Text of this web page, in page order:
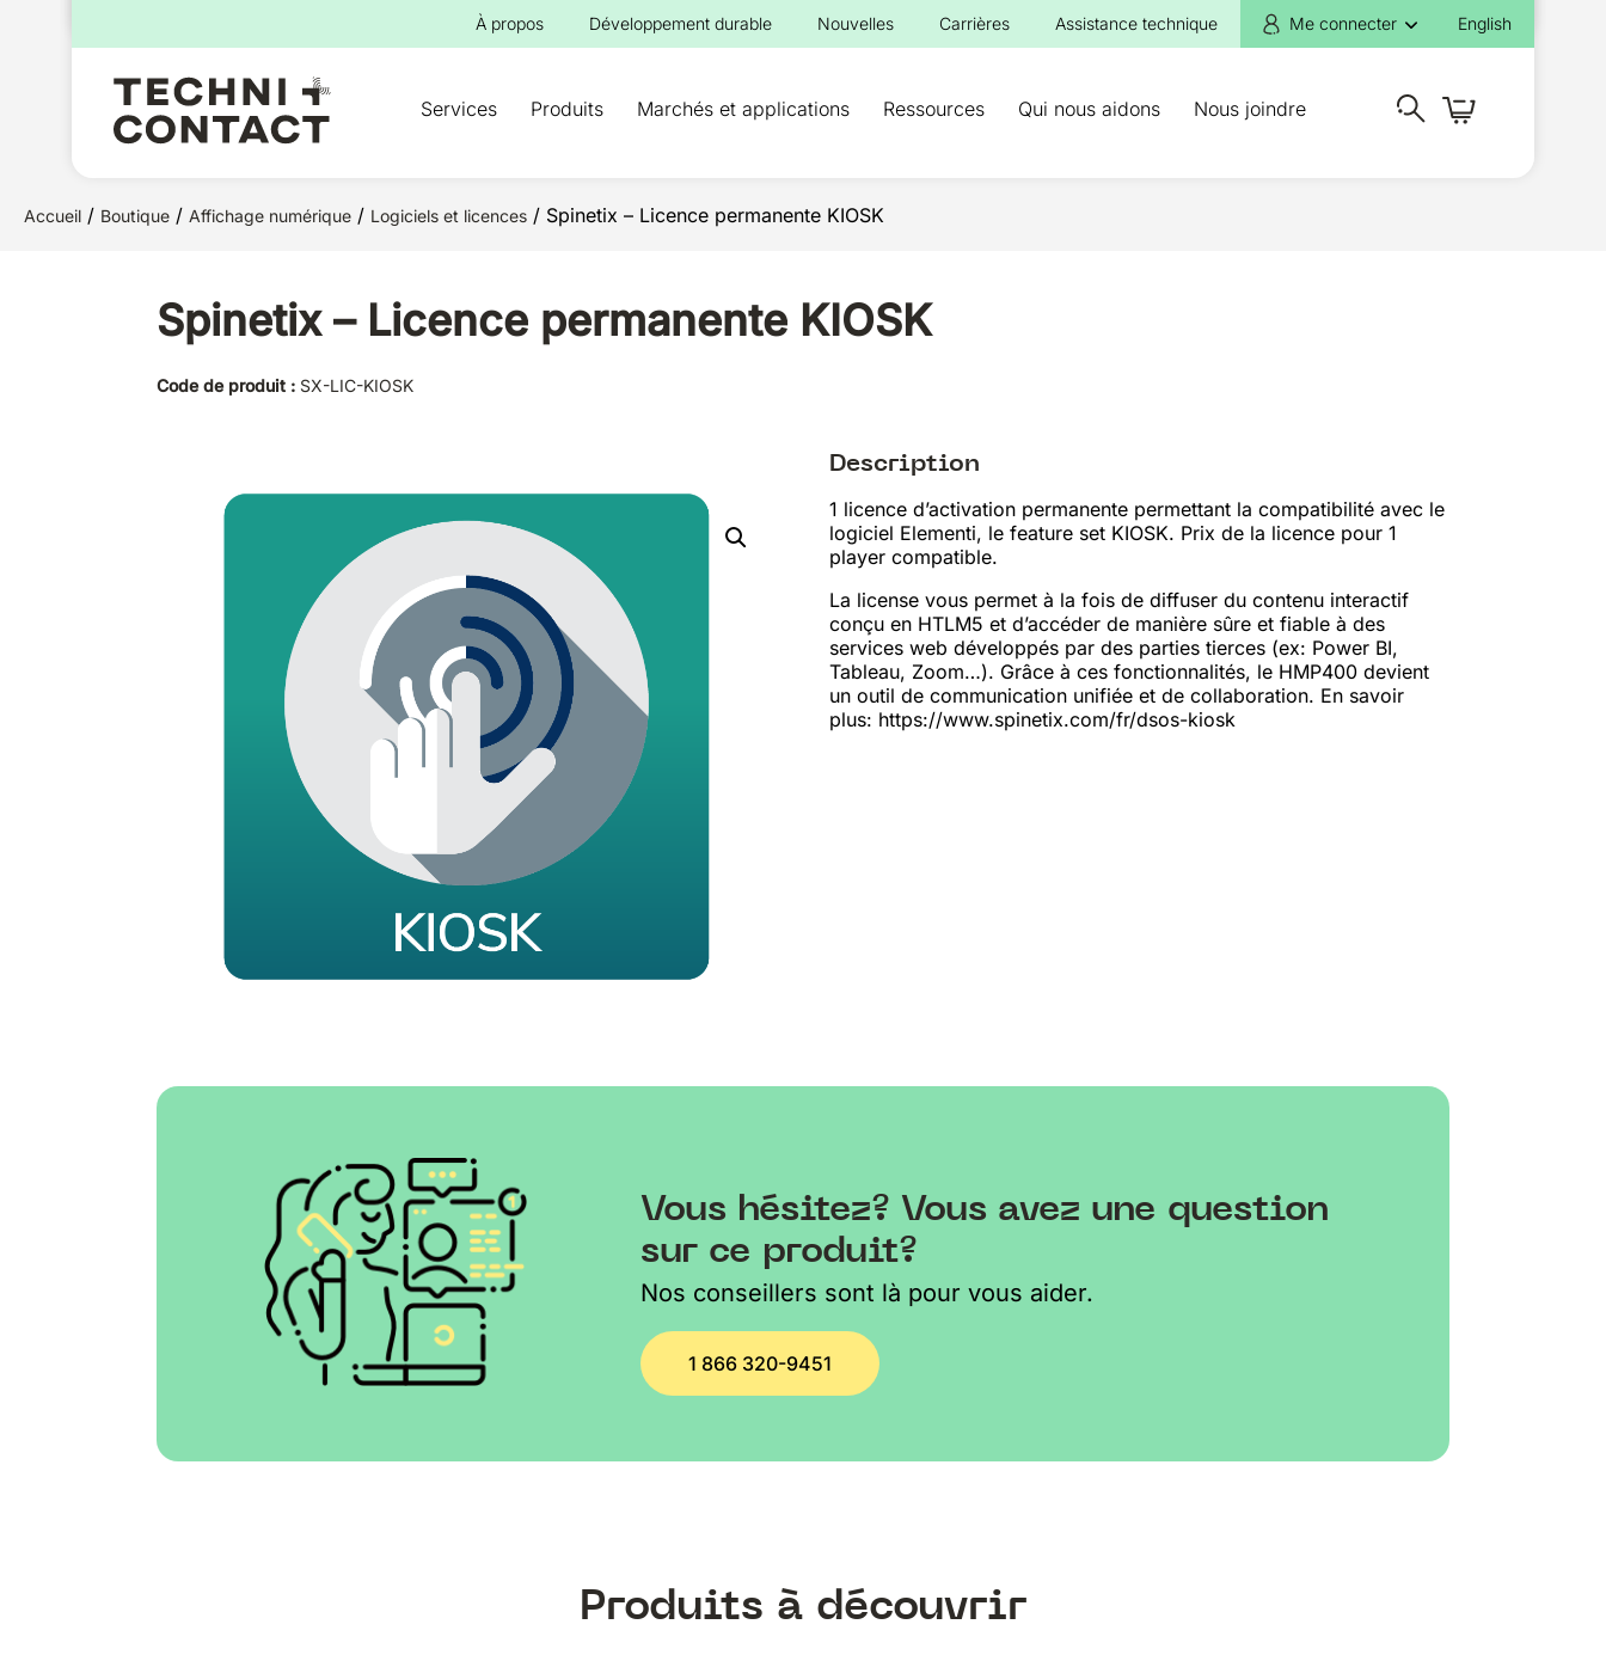
À propos Développement durable Nouvelles Carrières Assistance technique Me connecter English
Services Produits Marchés et applications Ressources Qui nous aidons Nous joindre
pour :
Accueil / Boutique / Affichage numérique / Logiciels et licences / Spinetix – Licence permanente KIOSK
Spinetix – Licence permanente KIOSK
Code de produit : SX-LIC-KIOSK
Description
1 licence d’activation permanente permettant la compatibilité avec le
logiciel Elementi, le feature set KIOSK. Prix de la licence pour 1
player compatible.
La license vous permet à la fois de diffuser du contenu interactif
conçu en HTLM5 et d’accéder de manière sûre et fiable à des
services web développés par des parties tierces (ex: Power BI,
Tableau, Zoom…). Grâce à ces fonctionnalités, le HMP400 devient
un outil de communication unifiée et de collaboration. En savoir
plus: https://www.spinetix.com/fr/dsos-kiosk
Vous hésitez? Vous avez une question
sur ce produit?
Nos conseillers sont là pour vous aider.
1 866 320-9451
Produits à découvrir